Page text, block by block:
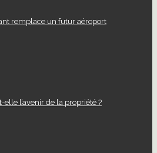
remplace un futur aéroport
l’avenir de la propriété ?